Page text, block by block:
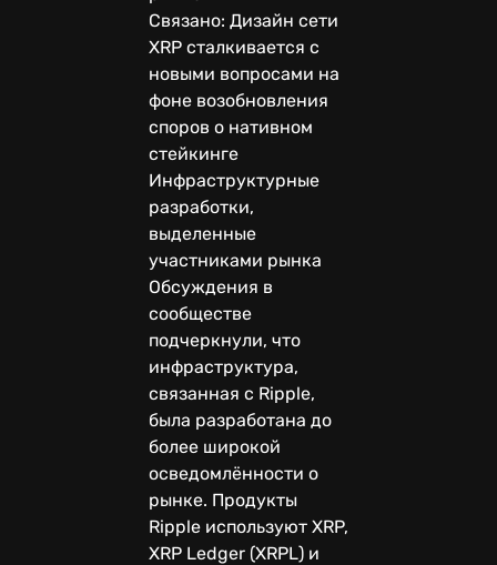
Связано: Дизайн сети
XRP сталкивается с
новыми вопросами на
фоне возобновления
споров о нативном
стейкинге
Инфраструктурные
разработки,
выделенные
участниками рынка
Обсуждения в
сообществе
подчеркнули, что
инфраструктура,
связанная с Ripple,
была разработана до
более широкой
осведомлённости о
рынке. Продукты
Ripple используют XRP,
XRP Ledger (XRPL) и